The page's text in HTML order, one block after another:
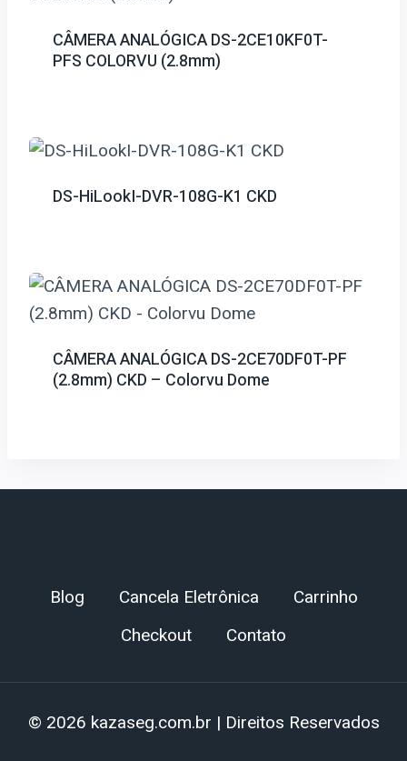
CÂMERA ANALÓGICA DS-2CE10KF0T-
PFS COLORVU (2.8mm)
DS-HiLookI-DVR-108G-K1 CKD
CÂMERA ANALÓGICA DS-2CE70DF0T-PF
(2.8mm) CKD – Colorvu Dome
Blog Cancela Eletrônica
Carrinho
Checkout
Contato
© 2026 kazaseg.com.br | Direitos Reservados